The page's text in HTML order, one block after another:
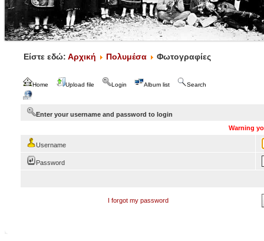
Είστε εδώ: Αρχική Πολυμέσα Φωτογραφίες
Home Upload file Login Album list Search
Enter your username and password to login
Warning
Username
Password
I forgot my password